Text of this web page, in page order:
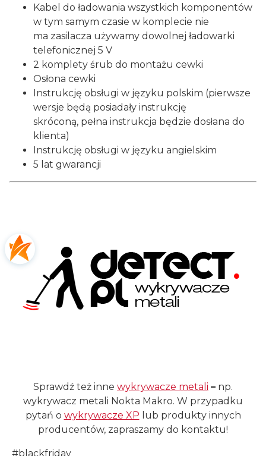
Kabel do ładowania wszystkich komponentów
w tym samym czasie w komplecie nie
ma zasilacza używamy dowolnej ładowarki
telefonicznej 5 V
2 komplety śrub do montażu cewki
Osłona cewki
Instrukcję obsługi w języku polskim (pierwsze
wersje będą posiadały instrukcję
skróconą, pełna instrukcja będzie dosłana do
klienta)
Instrukcję obsługi w języku angielskim
5 lat gwarancji
Sprawdź też inne wykrywacze metali – np.
wykrywacz metali Nokta Makro. W przypadku
pytań o wykrywacze XP lub produkty innych
producentów, zapraszamy do kontaktu!
#blackfriday